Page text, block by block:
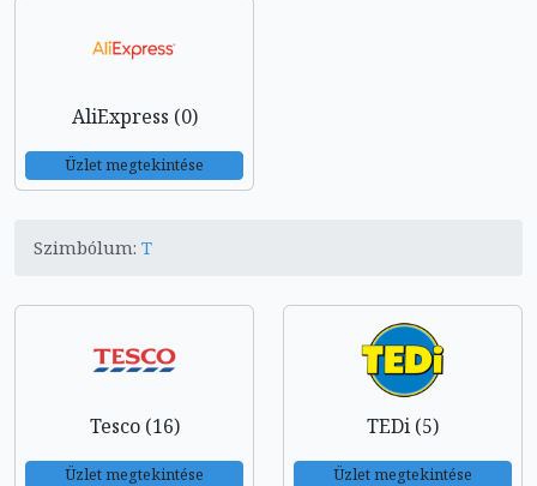
AliExpress (0)
Üzlet megtekintése
Szimbólum: T
Tesco (16)
Üzlet megtekintése
TEDi (5)
Üzlet megtekintése